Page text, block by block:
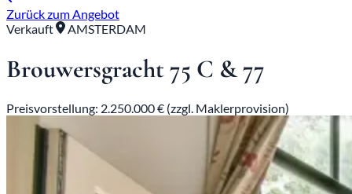
Zurück zum Angebot
Verkauft
AMSTERDAM
Brouwersgracht 75 C & 77
Preisvorstellung: 2.250.000 € (zzgl. Maklerprovision)